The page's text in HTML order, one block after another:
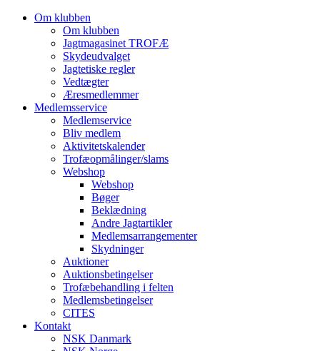
Om klubben
Om klubben
Jagtmagasinet TROFÆ
Skydeudvalget
Jagtetiske regler
Vedtægter
Æresmedlemmer
Medlemsservice
Medlemservice
Bliv medlem
Aktivitetskalender
Trofæopmålinger/slams
Webshop
Webshop
Bøger
Beklædning
Andre Jagtartikler
Medlemsarrangementer
Skydninger
Auktioner
Auktionsbetingelser
Trofæbehandling i felten
Medlemsbetingelser
CITES
Kontakt
NSK Danmark